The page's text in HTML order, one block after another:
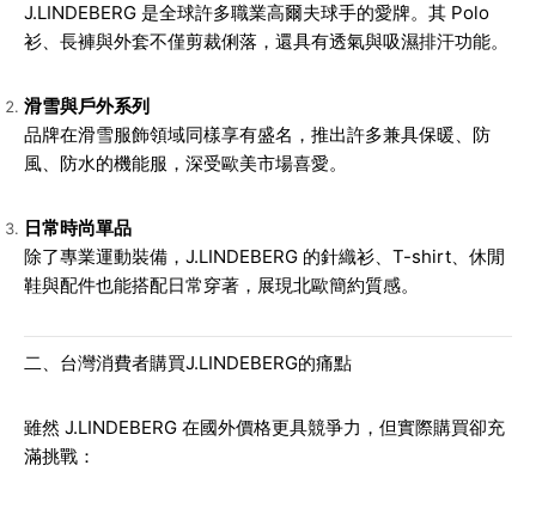
J.LINDEBERG 是全球許多職業高爾夫球手的愛牌。其 Polo
衫、長褲與外套不僅剪裁俐落，還具有透氣與吸濕排汗功能。
滑雪與戶外系列
品牌在滑雪服飾領域同樣享有盛名，推出許多兼具保暖、防
風、防水的機能服，深受歐美市場喜愛。
日常時尚單品
除了專業運動裝備，J.LINDEBERG 的針織衫、T-shirt、休閒
鞋與配件也能搭配日常穿著，展現北歐簡約質感。
二、台灣消費者購買J.LINDEBERG的痛點
雖然 J.LINDEBERG 在國外價格更具競爭力，但實際購買卻充
滿挑戰：